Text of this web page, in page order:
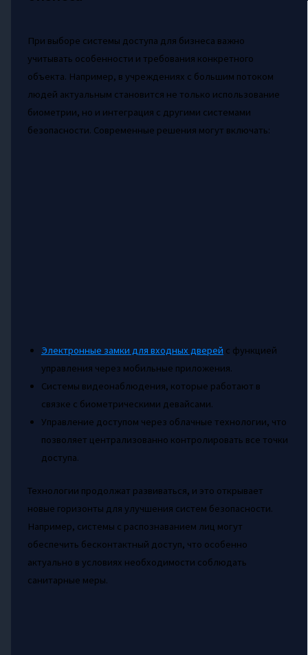
При выборе системы доступа для бизнеса важно
учитывать особенности и требования конкретного
объекта. Например, в учреждениях с большим потоком
людей актуальным становится не только использование
биометрии, но и интеграция с другими системами
безопасности. Современные решения могут включать:
Электронные замки для входных дверей с функцией
управления через мобильные приложения.
Системы видеонаблюдения, которые работают в
связке с биометрическими девайсами.
Управление доступом через облачные технологии, что
позволяет централизованно контролировать все точки
доступа.
Технологии продолжат развиваться, и это открывает
новые горизонты для улучшения систем безопасности.
Например, системы с распознаванием лиц могут
обеспечить бесконтактный доступ, что особенно
актуально в условиях необходимости соблюдать
санитарные меры.